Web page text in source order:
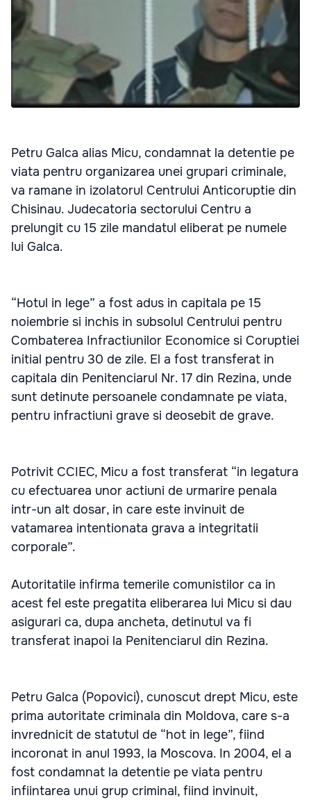
Petru Galca alias Micu, condamnat la detentie pe
viata pentru organizarea unei grupari criminale,
va ramane in izolatorul Centrului Anticoruptie din
Chisinau. Judecatoria sectorului Centru a
prelungit cu 15 zile mandatul eliberat pe numele
lui Galca.
“Hotul in lege” a fost adus in capitala pe 15
noiembrie si inchis in subsolul Centrului pentru
Combaterea Infractiunilor Economice si Coruptiei
initial pentru 30 de zile. El a fost transferat in
capitala din Penitenciarul Nr. 17 din Rezina, unde
sunt detinute persoanele condamnate pe viata,
pentru infractiuni grave si deosebit de grave.
Potrivit CCIEC, Micu a fost transferat “in legatura
cu efectuarea unor actiuni de urmarire penala
intr-un alt dosar, in care este invinuit de
vatamarea intentionata grava a integritatii
corporale”.
Autoritatile infirma temerile comunistilor ca in
acest fel este pregatita eliberarea lui Micu si dau
asigurari ca, dupa ancheta, detinutul va fi
transferat inapoi la Penitenciarul din Rezina.
Petru Galca (Popovici), cunoscut drept Micu, este
prima autoritate criminala din Moldova, care s-a
invrednicit de statutul de “hot in lege”, fiind
incoronat in anul 1993, la Moscova. In 2004, el a
fost condamnat la detentie pe viata pentru
infiintarea unui grup criminal, fiind invinuit,